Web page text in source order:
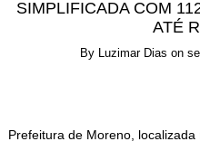
SIMPLIFICADA COM
ATÉ
By Luzimar Dias on
Prefeitura de Moreno,